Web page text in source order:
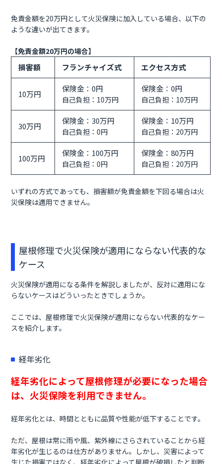
免責金額を20万円として火災保険に加入している場合、以下の
ような違いが出てきます。
【免責金額20万円の場合】
損害額 フランチャイズ式 エクセス方式
10万円
保険金：0円
自己負担：10万円
保険金：0円
自己負担：10万円
30万円
保険金：30万円
自己負担：0円
保険金：10万円
自己負担：20万円
100万円
保険金：100万円
自己負担：0円
保険金：80万円
自己負担：20万円
いずれの方式であっても、損害額が免責金額を下回る場合は火
災保険は適用できません。
屋根修理で火災保険が適用にならない代表的な
ケース
火災保険が適用になる条件を解説しましたが、反対に適用にな
らないケースはどういったときでしょうか。
ここでは、屋根修理で火災保険が適用にならない代表的なケー
スを紹介します。
経年劣化
経年劣化によって屋根修理が必要になった場合
は、火災保険を利用できません。
経年劣化とは、時間とともに品質や性能が低下することです。
ただ、屋根は常に雨や風、紫外線にさらされていることから経
年劣化が生じるのは仕方がありません。しかし、災害によって